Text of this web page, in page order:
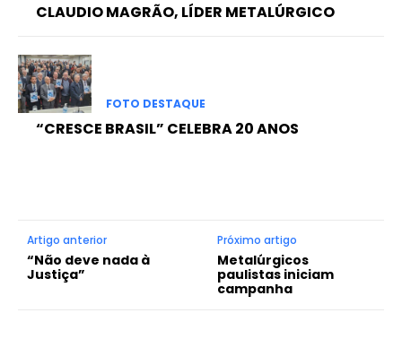
CLAUDIO MAGRÃO, LÍDER METALÚRGICO
FOTO DESTAQUE
“CRESCE BRASIL” CELEBRA 20 ANOS
Artigo anterior
“Não deve nada à
Justiça”
Próximo artigo
Metalúrgicos
paulistas iniciam
campanha